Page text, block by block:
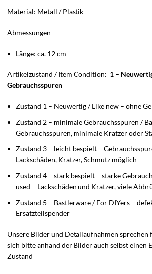
Material: Metall / Plastik
Abmessungen
Länge: ca. 12 cm
Artikelzustand / Item Condition: 1 –
Gebrauchsspuren
Zustand 1 – Neuwertig / Like new – ohne
Zustand 2 – minimale Gebrauchsspuren /
Gebrauchsspuren, minimale Kratzer oder
Zustand 3 – leicht bespielt –
Lackschäden, Kratzer, Schmutz möglich
Zustand 4 – stark bespielt – starke
used – Lackschäden und Kratzer, viele
Zustand 5 – Bastlerware / For DIYers –
Ersatzteilspender
Unsere Bilder und Detailaufnahmen sprechen
sich bitte anhand der Bilder auch selbst einen
Zustand